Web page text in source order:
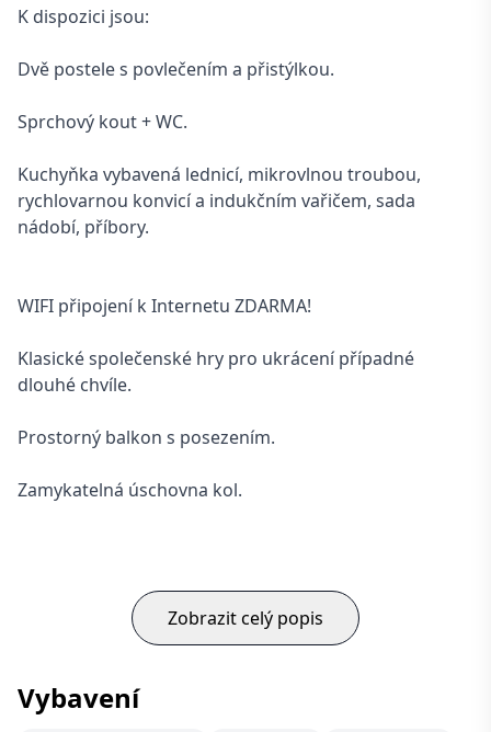
K dispozici jsou:
Dvě postele s povlečením a přistýlkou.
Sprchový kout + WC.
Kuchyňka vybavená lednicí, mikrovlnou troubou,
rychlovarnou konvicí a indukčním vařičem, sada
nádobí, příbory.
WIFI připojení k Internetu ZDARMA!
Klasické společenské hry pro ukrácení případné
dlouhé chvíle.
Prostorný balkon s posezením.
Zamykatelná úschovna kol.
Zobrazit celý popis
Vybavení